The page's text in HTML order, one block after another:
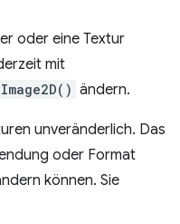
oder eine Textur
mit
ändern.
unveränderlich. Das
oder Format
können. Sie